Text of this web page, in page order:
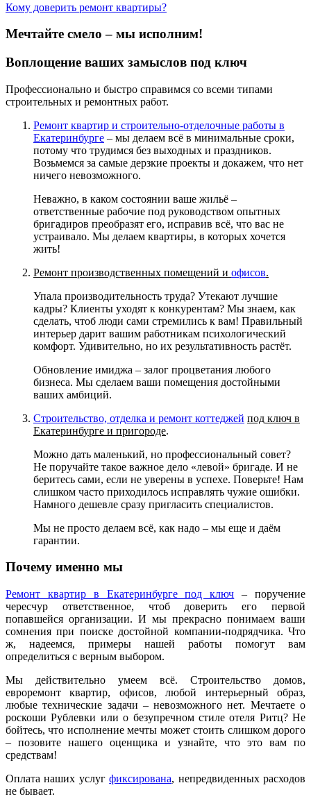
Кому доверить ремонт квартиры?
Мечтайте смело – мы исполним!
Воплощение ваших замыслов под ключ
Профессионально и быстро справимся со всеми типами
строительных и ремонтных работ.
Ремонт квартир и строительно-отделочные работы в
Екатеринбурге – мы делаем всё в минимальные сроки,
потому что трудимся без выходных и праздников.
Возьмемся за самые дерзкие проекты и докажем, что нет
ничего невозможного.
Неважно, в каком состоянии ваше жильё –
ответственные рабочие под руководством опытных
бригадиров преобразят его, исправив всё, что вас не
устраивало. Мы делаем квартиры, в которых хочется
жить!
Ремонт производственных помещений и офисов.
Упала производительность труда? Утекают лучшие
кадры? Клиенты уходят к конкурентам? Мы знаем, как
сделать, чтоб люди сами стремились к вам! Правильный
интерьер дарит вашим работникам психологический
комфорт. Удивительно, но их результативность растёт.
Обновление имиджа – залог процветания любого
бизнеса. Мы сделаем ваши помещения достойными
ваших амбиций.
Строительство, отделка и ремонт коттеджей под ключ в
Екатеринбурге и пригороде.
Можно дать маленький, но профессиональный совет?
Не поручайте такое важное дело «левой» бригаде. И не
беритесь сами, если не уверены в успехе. Поверьте! Нам
слишком часто приходилось исправлять чужие ошибки.
Намного дешевле сразу пригласить специалистов.
Мы не просто делаем всё, как надо – мы еще и даём
гарантии.
Почему именно мы
Ремонт квартир в Екатеринбурге под ключ – поручение
чересчур ответственное, чтоб доверить его первой
попавшейся организации. И мы прекрасно понимаем ваши
сомнения при поиске достойной компании-подрядчика. Что
ж, надеемся, примеры нашей работы помогут вам
определиться с верным выбором.
Мы действительно умеем всё. Строительство домов,
евроремонт квартир, офисов, любой интерьерный образ,
любые технические задачи – невозможного нет. Мечтаете о
роскоши Рублевки или о безупречном стиле отеля Ритц? Не
бойтесь, что исполнение мечты может стоить слишком дорого
– позовите нашего оценщика и узнайте, что это вам по
средствам!
Оплата наших услугфиксирована, непредвиденных расходов
не бывает.